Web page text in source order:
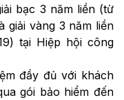
bạc 3 năm liền (từ
giải vàng 3 năm liền
tại Hiệp hội công
đầy đủ với khách
gói bảo hiểm đến